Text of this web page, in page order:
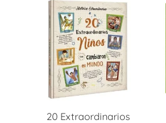
20 Extraordinarios